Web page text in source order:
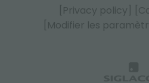
[Privacy policy]
[Modifier les